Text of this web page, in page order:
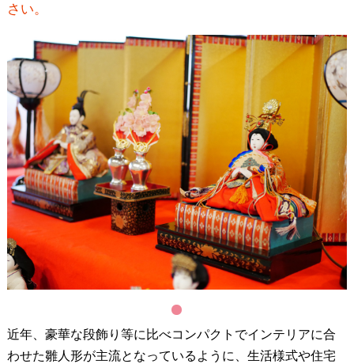
さい。
近年、豪華な段飾り等に比べコンパクトでインテリアに合
わせた雛人形が主流となっているように、生活様式や住宅